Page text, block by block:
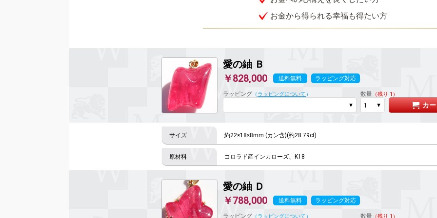
お金から得られる幸福も得たい方
愛の紬 Ｂ
￥828,000
送料無料 ラッピング対応
ラッピング （ ラッピングについて ） 数量（残り 1）
カ
約22×18×8mm (カン含)(約28.79ct)
コロラド産インカローズ、K18
愛の紬 Ｄ
￥788,000
送料無料 ラッピング対応
ラッピング （ ラッピングについて ） 数量（残り 1）